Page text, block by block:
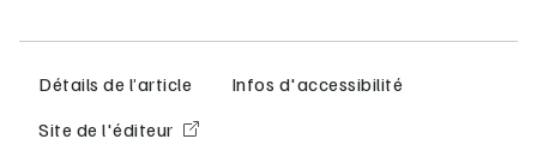
«Réinvestir les fondamentaux» (manuel de
Terminale) pour se préparer à l’épreuve de spécialité.
Détails de l’article
Infos d'accessibilité
Site de l'éditeur